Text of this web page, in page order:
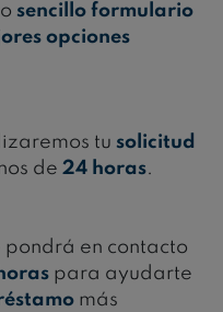
sencillo formulario
opciones
tu solicitud
de 24 horas.
pondrá en contacto
para ayudarte
más